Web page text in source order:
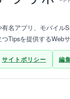
名アプリ、モバイル
Tipsを提供するWebサ
サイトポリシー 編